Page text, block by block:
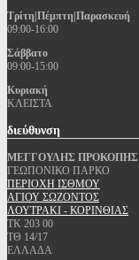
Τρίτη|Πέμπτη|Παρασκευή
09:00-16:00
Σάββατο
09:00-15:00
Κυριακή
ΚΛΕΙΣΤΑ
διεύθυνση
ΜΕΓΓΟΥΛΗΣ ΠΡΟΚΟΠΗΣ
ΓΕΩΠΟΝΙΚΟ ΠΑΡΚΟ
ΠΕΡΙΟΧΗ ΙΣΘΜΟΥ
ΑΓΙΟΥ ΣΩΖΟΝΤΟΣ
ΛΟΥΤΡΑΚΙ - ΚΟΡΙΝΘΙΑΣ
ΤΚ 203 00
ΤΘ 14/17
ΕΛΛΑΔΑ